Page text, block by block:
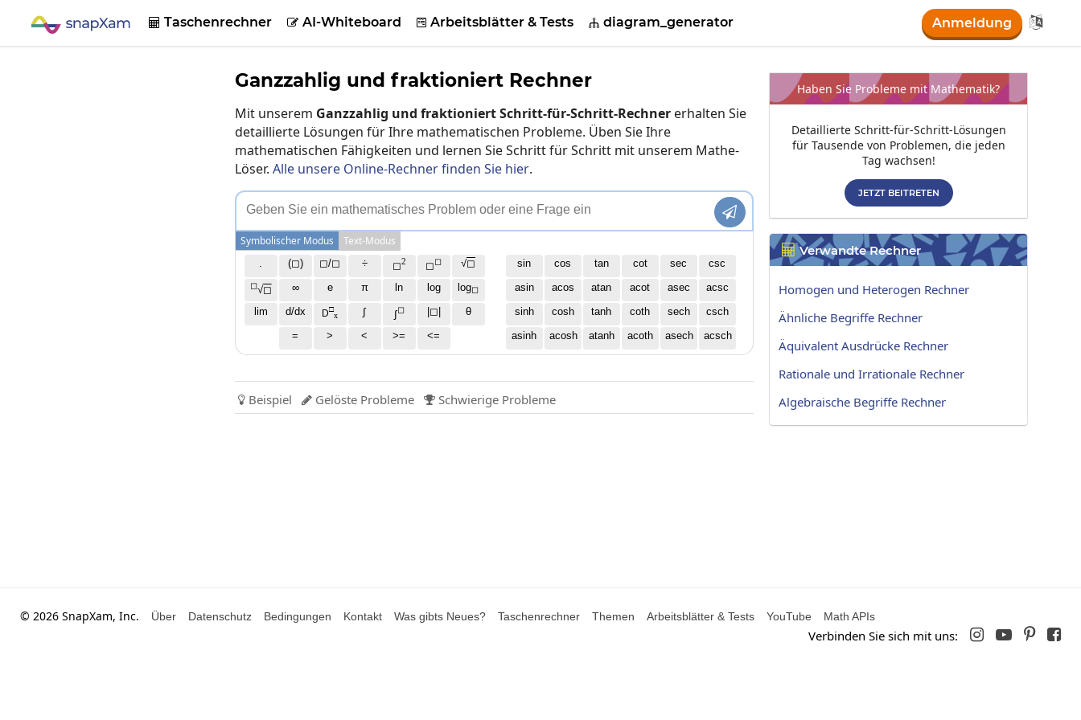
 Taschenrechner  AI-Whiteboard  Arbeitsblätter & Tests  diagram_generator Anmeldung 
Ganzzahlig und fraktioniert Rechner
Mit unserem Ganzzahlig und fraktioniert Schritt-für-Schritt-Rechner erhalten Sie
detaillierte Lösungen für Ihre mathematischen Probleme. Üben Sie Ihre
mathematischen Fähigkeiten und lernen Sie Schritt für Schritt mit unserem Mathe-
Löser. Alle unsere Online-Rechner finden Sie hier.
Geben Sie ein mathematisches Prob em oder eine Frage ein 
Symbolischer Modus Text-Modus
(◻) ◻/◻ ÷ ◻2 ◻◻ √◻
◻√◻ ∞ e π ln log log◻
lim d/dx D□
x ∫ ∫◻ |◻|
θ
=
> < >= <=
sin cos tan cot sec
csc
asin
acos atan acot asec
acsc
sinh
cosh tanh coth sech
csch
asinh
acosh atanh acoth asech acsch
 Beispiel  Gelöste Probleme  Schwierige Probleme
Haben Sie Probleme mit Mathematik?
Detaillierte Schritt-für-Schritt-Lösungen
für Tausende von Problemen, die jeden
Tag wachsen!
JETZT BEITRETEN
 Verwandte Rechner
Homogen und Heterogen Rechner
Ähnliche Begriffe Rechner
Äquivalent Ausdrücke Rechner
Rationale und Irrationale Rechner
Algebraische Begriffe Rechner
© 2026 SnapXam, Inc. Über Datenschutz Bedingungen Kontakt Was gibts Neues? Taschenrechner Themen Arbeitsblätter & Tests YouTube Math APIs
Verbinden Sie sich mit uns:    